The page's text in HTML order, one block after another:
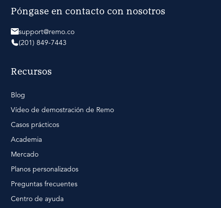
Póngase en contacto con nosotros
support@remo.co
(201) 849-7443
Recursos
Blog
Vídeo de demostración de Remo
Casos prácticos
Academia
Mercado
Planos personalizados
Preguntas frecuentes
Centro de ayuda